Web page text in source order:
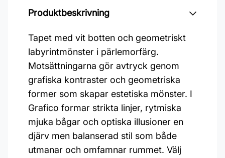
Produktbeskrivning
Tapet med vit botten och geometriskt
labyrintmönster i pärlemorfärg.
Motsättningarna gör avtryck genom
grafiska kontraster och geometriska
former som skapar estetiska mönster. I
Grafico formar strikta linjer, rytmiska
mjuka bågar och optiska illusioner en
djärv men balanserad stil som både
utmanar och omfamnar rummet. Välj